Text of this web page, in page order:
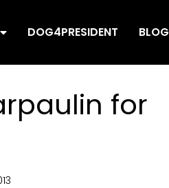
DOG4PRESIDENT BLOG
for